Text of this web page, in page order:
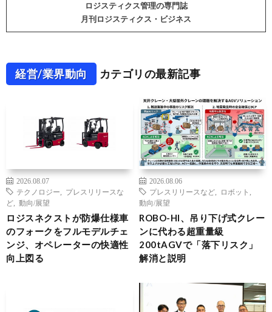
ロジスティクス管理の専門誌
月刊ロジスティクス・ビジネス
経営/業界動向 カテゴリの最新記事
2026.08.07
テクノロジー
プレスリリースな
ど
動向/展望
ロジスネクストが防爆仕様車
のフォークをフルモデルチェ
ンジ、オペレーターの快適性
向上図る
2026.08.06
プレスリリースなど
ロボット
動向/展望
ROBO-HI、吊り下げ式クレー
ンに代わる超重量級
200tAGVで「落下リスク」
解消と説明